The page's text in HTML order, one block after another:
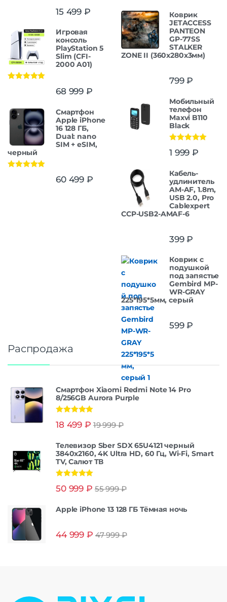
15 499 ₽
Игровая
консоль
PlayStation 5
Slim (CFI-
2000 A01)
68 999 ₽
Смартфон
Apple iPhone
16 128 ГБ,
Dual: nano
SIM + eSIM,
черный
60 499 ₽
Коврик
JETACCESS
PANTEON
GP-77SS
STALKER
ZONE II (360x280x3мм)
799₽
Мобильный
телефон
Maxvi B110
Black
из 5
1 999 ₽
Кабель-
удлинитель
AM-AF, 1.8m,
USB 2.0, Pro
Cablexpert
CCP-USB2-AMAF-6
399₽
Коврик с
подушкой
под запястье
Gembird MP-
WR-GRAY
225*195*5мм, серый
599₽
Распродажа
Смартфон Xiaomi Redmi Note 14 Pro
8/256GB Aurora Purple
из 5
18 499 ₽ 19 999₽
Телевизор Sber SDX 65U4121 черный
3840x2160, 4K Ultra HD, 60 Гц, Wi-Fi, Smart
TV, Салют ТВ
из 5
50 999 ₽ 55 999₽
Apple iPhone 13 128 ГБ Тёмная ночь
44 999 ₽ 47 999₽